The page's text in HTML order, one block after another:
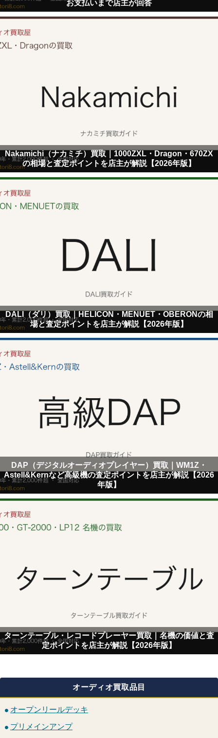
お支払いまで店主が回答
Nakamichi（ナカミチ）買取｜1000ZXL・Dragon・670ZX
の相場と査定ポイントを店主が解説【2026年版】
DALI（ダリ）買取｜HELICON・MENUET・OBERONの相
場と査定ポイントを店主が解説【2026年版】
DAP（デジタルオーディオプレイヤー）買取｜WM1Z・
Astell&Kernなど高級機の査定ポイントを店主が解説【2026
年版】
ターンテーブル・レコードプレーヤー買取｜名機の価値と査
定ポイントを店主が解説【2026年版】
オーディオ買取品目
オープンリールデッキ
プリメインアンプ